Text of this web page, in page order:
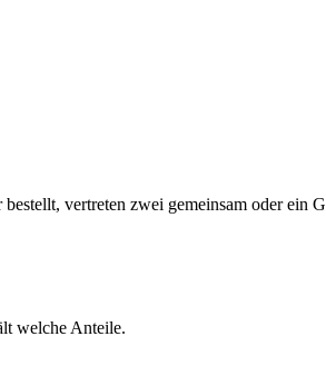
vertreten zwei gemeinsam oder ein
welche Anteile.